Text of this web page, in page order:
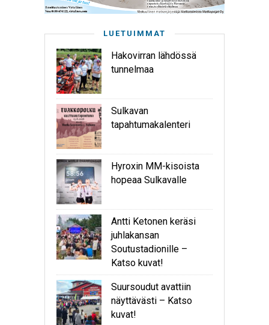
LUETUIMMAT
Hakovirran lähdössä
tunnelmaa
Sulkavan
tapahtumakalenteri
Hyroxin MM-kisoista
hopeaa Sulkavalle
Antti Ketonen keräsi
juhlakansan
Soutustadionille –
Katso kuvat!
Suursoudut avattiin
näyttävästi – Katso
kuvat!